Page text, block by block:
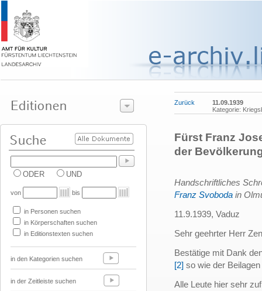
ODER UND
von bis
in Personen suchen
in Körperschaften suchen
in Editionstexten suchen
in den Kategorien suchen
in der Zeitleiste suchen
Zurück
11.09.1939
Kategorie:
Fürst Franz
der
Handschriftliches
Franz Svoboda in
11.9.1939, Vaduz
Sehr geehrter Herr
Bestätige mit Dank
[2] so wie der
Alle Leute hier sehr